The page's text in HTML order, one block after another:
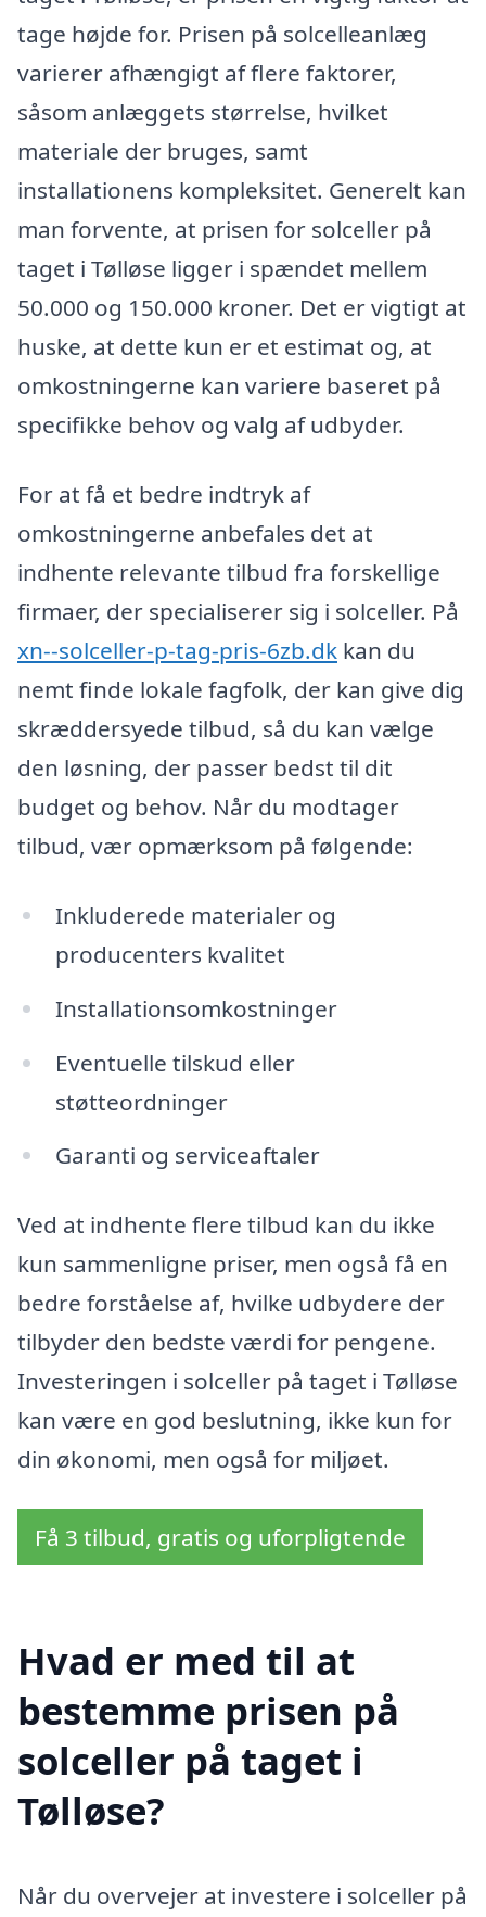
tage højde for. Prisen på solcelleanlæg
varierer afhængigt af flere faktorer,
såsom anlæggets størrelse, hvilket
materiale der bruges, samt
installationens kompleksitet. Generelt kan
man forvente, at prisen for solceller på
taget i Tølløse ligger i spændet mellem
50.000 og 150.000 kroner. Det er vigtigt at
huske, at dette kun er et estimat og, at
omkostningerne kan variere baseret på
specifikke behov og valg af udbyder.
For at få et bedre indtryk af
omkostningerne anbefales det at
indhente relevante tilbud fra forskellige
firmaer, der specialiserer sig i solceller. På
xn--solceller-p-tag-pris-6zb.dk kan du
nemt finde lokale fagfolk, der kan give dig
skræddersyede tilbud, så du kan vælge
den løsning, der passer bedst til dit
budget og behov. Når du modtager
tilbud, vær opmærksom på følgende:
Inkluderede materialer og
producenters kvalitet
Installationsomkostninger
Eventuelle tilskud eller
støtteordninger
Garanti og serviceaftaler
Ved at indhente flere tilbud kan du ikke
kun sammenligne priser, men også få en
bedre forståelse af, hvilke udbydere der
tilbyder den bedste værdi for pengene.
Investeringen i solceller på taget i Tølløse
kan være en god beslutning, ikke kun for
din økonomi, men også for miljøet.
Få 3 tilbud, gratis og uforpligtende
Hvad er med til at
bestemme prisen på
solceller på taget i
Tølløse?
Når du overvejer at investere i solceller på